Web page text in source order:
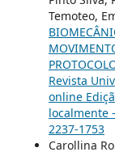
Temoteo,
Revista
online
localmente
2237-1753
Carollina